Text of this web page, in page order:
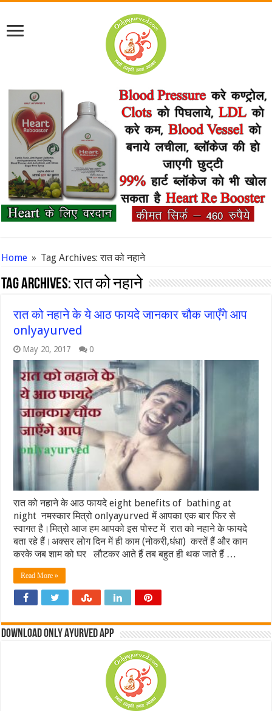
Home » Tag Archives: रात को नहाने
Tag Archives:रात को नहाने
रात को नहाने के ये आठ फायदे जानकार चौक जाएँगे आप
onlyayurved
May 20, 2017 0
रात को नहाने के आठ फायदे eight benefits of bathing at
night नमस्कार मित्रो onlyayurved में आपका एक बार फिर से
स्वागत है।मित्रो आज हम आपको इस पोस्ट में रात को नहाने के फायदे
बता रहे हैं।अक्सर लोग दिन में ही काम (नोकरी,धंधा) करतें हैं और काम
करके जब शाम को घर लौटकर आते हैं तब बहुत ही थक जाते हैं …
Read More »
Download Only Ayurved App